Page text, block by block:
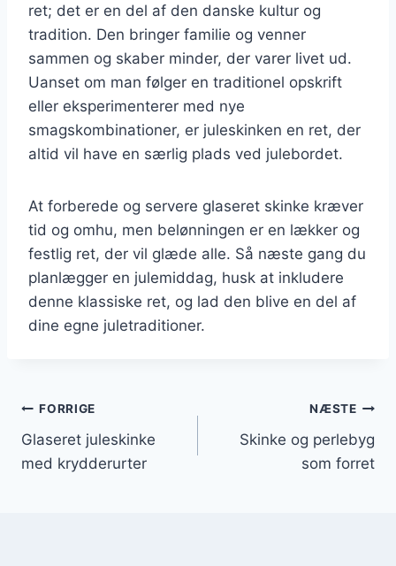
ret; det er en del af den danske kultur og
tradition. Den bringer familie og venner
sammen og skaber minder, der varer livet ud.
Uanset om man følger en traditionel opskrift
eller eksperimenterer med nye
smagskombinationer, er juleskinken en ret, der
altid vil have en særlig plads ved julebordet.
At forberede og servere glaseret skinke kræver
tid og omhu, men belønningen er en lækker og
festlig ret, der vil glæde alle. Så næste gang du
planlægger en julemiddag, husk at inkludere
denne klassiske ret, og lad den blive en del af
dine egne juletraditioner.
Indlægsnavigation
FORRIGE
Glaseret juleskinke
med krydderurter
NÆSTE
Skinke og perlebyg
som forret